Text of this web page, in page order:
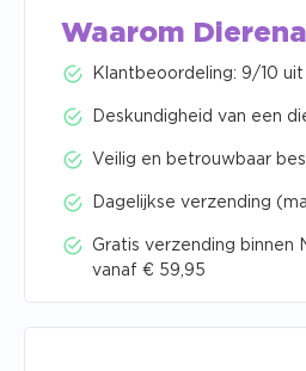
Waarom
Klantbeoordeling: 9/10 uit
Deskundigheid van een
Veilig en betrouwbaar
Dagelijkse verzending
Gratis verzending binnen
vanaf € 59,95